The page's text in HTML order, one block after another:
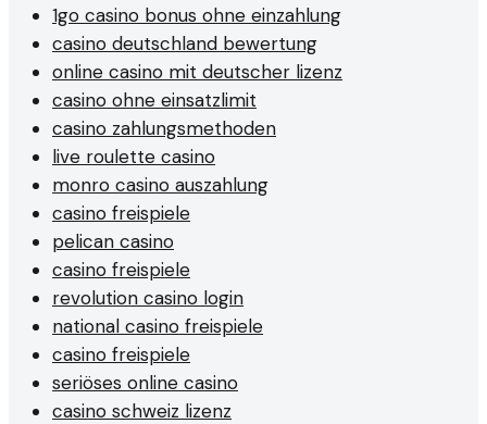
1go casino bonus ohne einzahlung
casino deutschland bewertung
online casino mit deutscher lizenz
casino ohne einsatzlimit
casino zahlungsmethoden
live roulette casino
monro casino auszahlung
casino freispiele
pelican casino
casino freispiele
revolution casino login
national casino freispiele
casino freispiele
seriöses online casino
casino schweiz lizenz